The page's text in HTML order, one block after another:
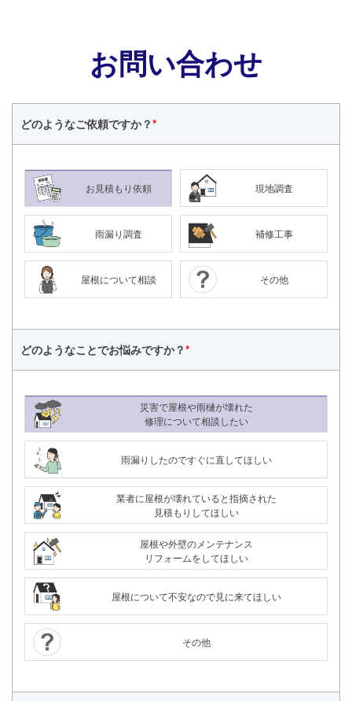
24時間365日対応
お問い合わせ
どのようなご依頼ですか？*
お見積もり依頼 現地調査
雨漏り調査 補修工事
屋根について相談 その他
どのようなことでお悩みですか？*
災害で屋根や雨樋が壊れた
修理について相談したい
雨漏りしたのですぐに直してほしい
業者に屋根が壊れていると指摘された
見積もりしてほしい
屋根や外壁のメンテナンス
リフォームをしてほしい
屋根について不安なので見に来てほしい
その他